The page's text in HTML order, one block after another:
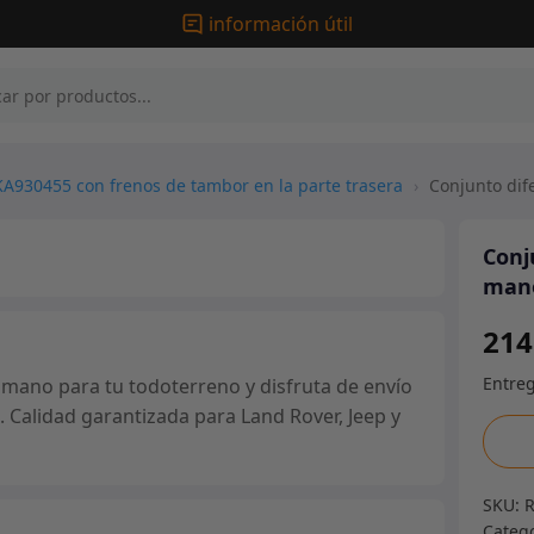
información útil
con frenos de tambor en la parte trasera › Conjunto
para tu todoterreno y disfruta de envío
garantizada para Land Rover, Jeep y
10
SKU: